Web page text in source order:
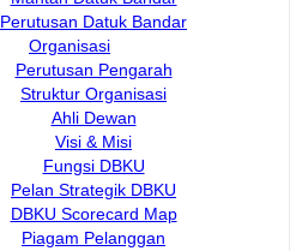
Perutusan Datuk Bandar
Organisasi
Perutusan Pengarah
Struktur Organisasi
Ahli Dewan
Visi & Misi
Fungsi DBKU
Pelan Strategik DBKU
DBKU Scorecard Map
Piagam Pelanggan
Pautan Popular: